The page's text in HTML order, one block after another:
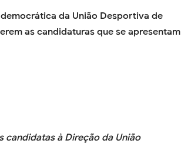
da União Desportiva de
as candidaturas que se apresentam
candidatas à Direção da União